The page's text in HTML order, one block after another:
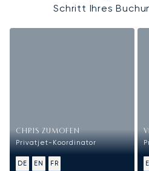
Schritt Ihres
CHRIS ZUMOFEN
Privatjet-Koordinator
DE EN FR